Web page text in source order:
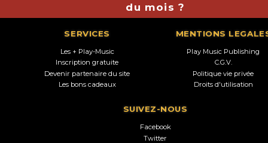
du mois ?
SERVICES
Les + Play-Music
Inscription gratuite
Devenir partenaire du site
Les bons cadeaux
MENTIONS
Play Music Publishing
C.G.V.
Politique vie privée
Droits d'utilisation
SUIVEZ-NOUS
Facebook
Twitter